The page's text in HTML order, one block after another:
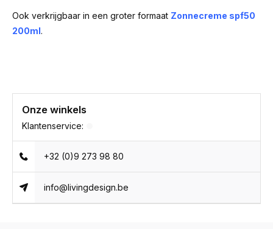
Ook verkrijgbaar in een groter formaat Zonnecreme spf50
200ml.
Onze winkels
Klantenservice:
+32 (0)9 273 98 80
info@livingdesign.be